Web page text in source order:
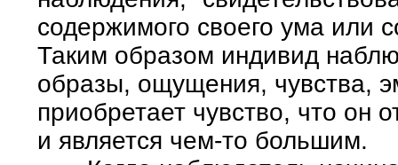
содержимого своего ума или
Таким образом индивид
образы, ощущения, чувства,
приобретает чувство, что он
и является чем-то большим.